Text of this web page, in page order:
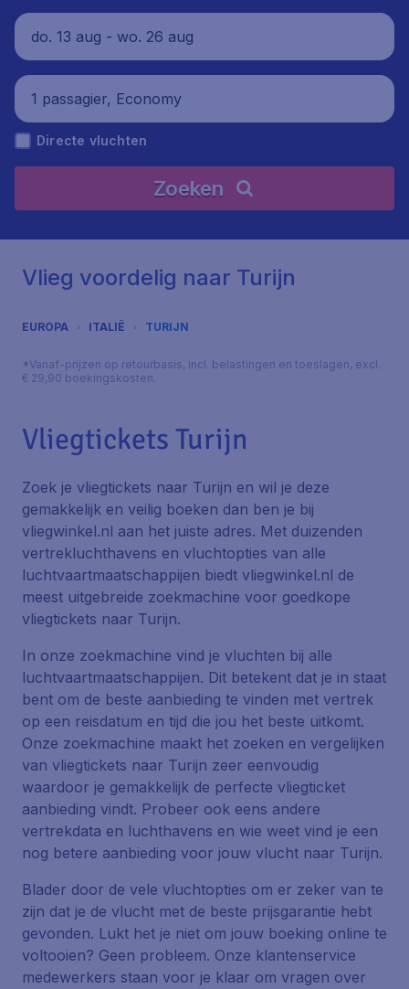
do. 13 aug - wo. 26 aug
1 passagier, Economy
Directe vluchten
Zoeken
Vlieg voordelig naar Turijn
EUROPA ITALIË TURIJN
*Vanaf-prijzen op retourbasis, incl. belastingen en toeslagen, excl.
€ 29,90 boekingskosten.
Vliegtickets Turijn
Zoek je vliegtickets naar Turijn en wil je deze
gemakkelijk en veilig boeken dan ben je bij
vliegwinkel.nl aan het juiste adres. Met duizenden
vertrekluchthavens en vluchtopties van alle
luchtvaartmaatschappijen biedt vliegwinkel.nl de
meest uitgebreide zoekmachine voor goedkope
vliegtickets naar Turijn.
In onze zoekmachine vind je vluchten bij alle
luchtvaartmaatschappijen. Dit betekent dat je in staat
bent om de beste aanbieding te vinden met vertrek
op een reisdatum en tijd die jou het beste uitkomt.
Onze zoekmachine maakt het zoeken en vergelijken
van vliegtickets naar Turijn zeer eenvoudig
waardoor je gemakkelijk de perfecte vliegticket
aanbieding vindt. Probeer ook eens andere
vertrekdata en luchthavens en wie weet vind je een
nog betere aanbieding voor jouw vlucht naar Turijn.
Blader door de vele vluchtopties om er zeker van te
zijn dat je de vlucht met de beste prijsgarantie hebt
gevonden. Lukt het je niet om jouw boeking online te
voltooien? Geen probleem. Onze klantenservice
medewerkers staan voor je klaar om vragen over